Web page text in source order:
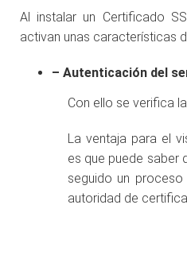
Al instalar un Certificado
activan unas características
– Autenticación del
Con ello se verifica
La ventaja para el
es que puede saber
seguido un
autoridad de